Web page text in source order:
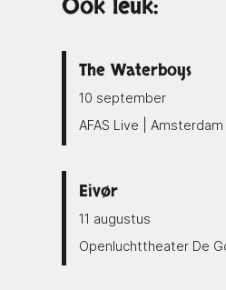
Ook leuk:
The Waterboys
10 september
AFAS Live | Amsterdam
Eivør
11 augustus
Openluchttheater De